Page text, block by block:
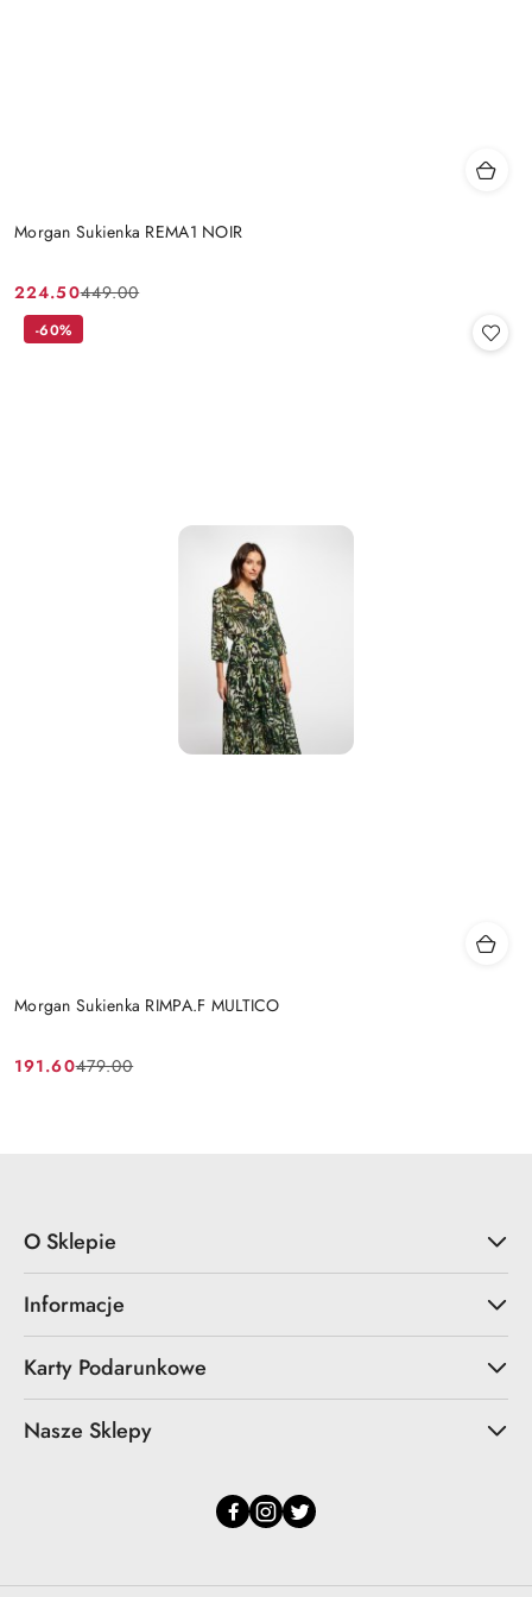
Morgan Sukienka REMA1 NOIR
Cena
promocyjna:
224.50
Cena
przed
449.00
Morgan Sukienka RIMPA.F MULTICO
Cena
191.60
Cena
479.00
-60%
O Sklepie
Informacje
Karty Podarunkowe
Nasze Sklepy